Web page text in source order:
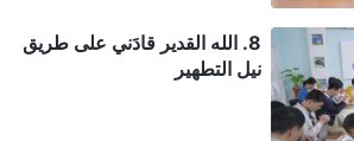
8. الله القدير قادَني على طريق
نيل التطهير